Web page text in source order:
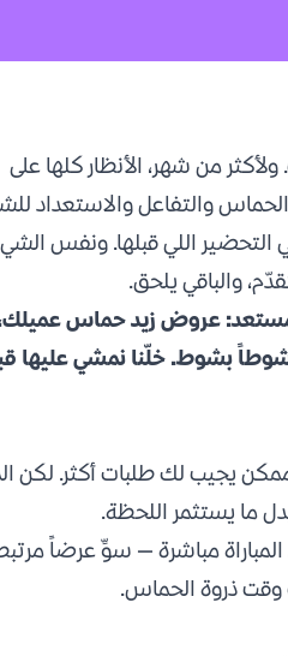
في الملعب. ولأكثر من شهر، الأنظار كلها على
والتفاعل والاستعداد
التحضير اللي قبلها. ونفس
والباقي يلحق.
مستعد: عروض زيد حماس
شوطاً بشوط. خلّنا نمشي عليها
يجيب لك طلبات أكثر. لكن
ما يستثمر اللحظة.
مباشرة — سوِّ عرضاً
وقت ذروة الحماس.